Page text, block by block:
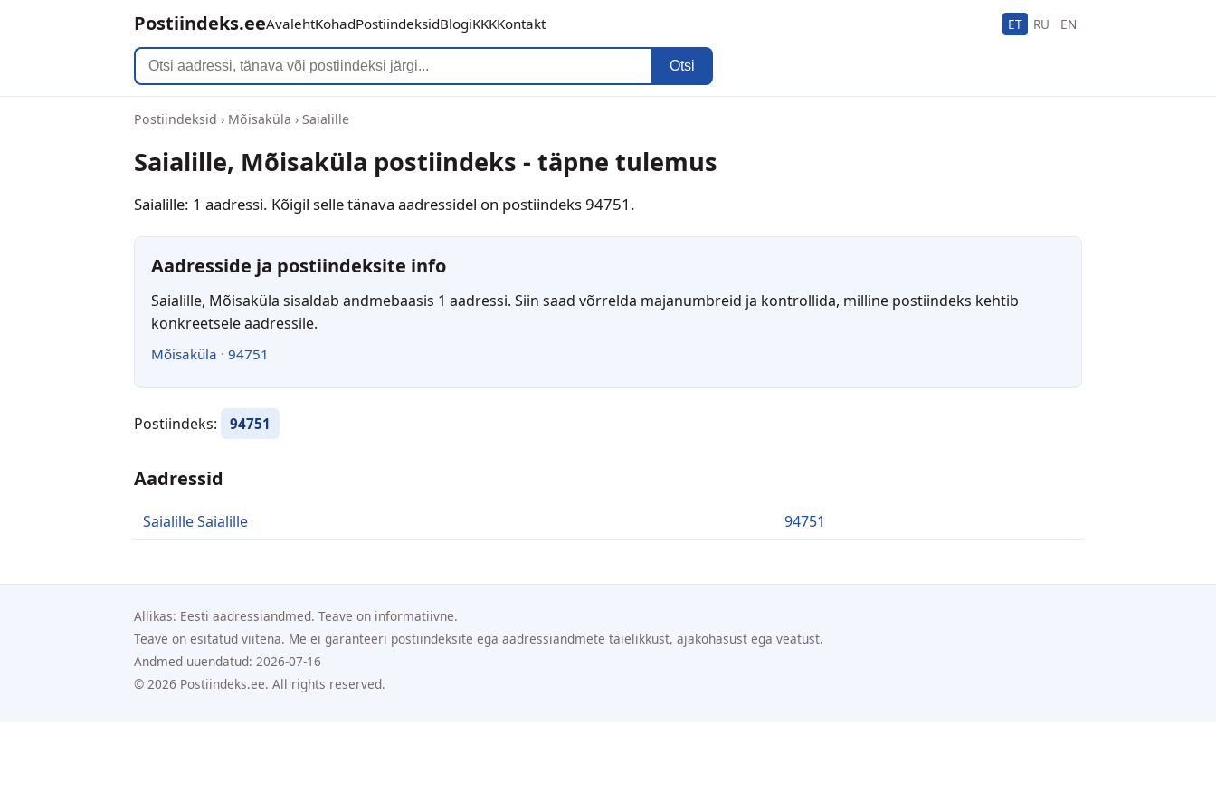
Postiindeks.eeAvalehtKohadPostiindeksidBlogiKKKKontakt ET RU EN
Otsi
Postiindeksid › Mõisaküla › Saialille
Saialille, Mõisaküla postiindeks - täpne tulemus
Saialille: 1 aadressi. Kõigil selle tänava aadressidel on postiindeks 94751.
Aadresside ja postiindeksite info
Saialille, Mõisaküla sisaldab andmebaasis 1 aadressi. Siin saad võrrelda majanumbreid ja kontrollida, milline postiindeks kehtib
konkreetsele aadressile.
Mõisaküla · 94751
Postiindeks: 94751
Aadressid
Saialille Saialille 94751
Allikas: Eesti aadressiandmed. Teave on informatiivne.
Teave on esitatud viitena. Me ei garanteeri postiindeksite ega aadressiandmete täielikkust, ajakohasust ega veatust.
Andmed uuendatud: 2026-07-16
© 2026 Postiindeks.ee. All rights reserved.